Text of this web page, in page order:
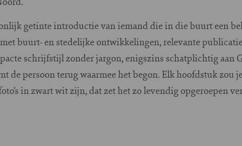
getinte introductie van iemand die in die buurt een
buurt- en stedelijke ontwikkelingen, relevante
schrijfstijl zonder jargon, enigszins schatplichtig aan
de persoon terug waarmee het begon. Elk hoofdstuk zou
in zwart wit zijn, dat zet het zo levendig opgeroepen